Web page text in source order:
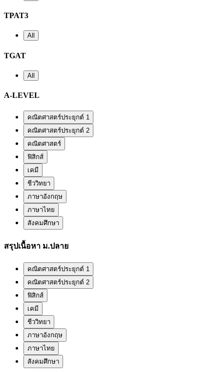
TPAT3
All
TGAT
All
A-LEVEL
คณิตศาสตร์ประยุกต์ 1
คณิตศาสตร์ประยุกต์ 2
คณิตศาสตร์
ฟิสิกส์
เคมี
ชีววิทยา
ภาษาอังกฤษ
ภาษาไทย
สังคมศึกษา
สรุปเนื้อหา ม.ปลาย
คณิตศาสตร์ประยุกต์ 1
คณิตศาสตร์ประยุกต์ 2
ฟิสิกส์
เคมี
ชีววิทยา
ภาษาอังกฤษ
ภาษาไทย
สังคมศึกษา